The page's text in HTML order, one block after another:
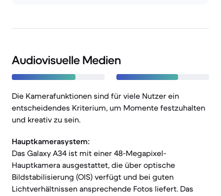
Audiovisuelle Medien
Die Kamerafunktionen sind für viele Nutzer ein
entscheidendes Kriterium, um Momente festzuhalten
und kreativ zu sein.
Hauptkamerasystem:
Das Galaxy A34 ist mit einer 48-Megapixel-
Hauptkamera ausgestattet, die über optische
Bildstabilisierung (OIS) verfügt und bei guten
Lichtverhältnissen ansprechende Fotos liefert. Das